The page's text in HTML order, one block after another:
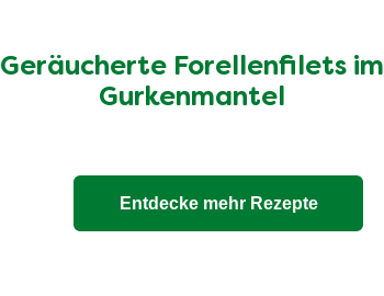
Geräucherte Forellenfilets im
Gurkenmantel
Entdecke mehr Rezepte